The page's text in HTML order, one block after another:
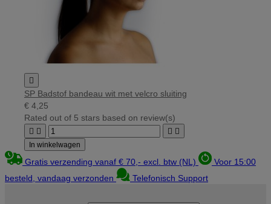

SP Badstof bandeau wit met velcro sluiting
€ 4,25
Rated out of 5 stars based on review(s)
   
In winkelwagen
Gratis verzending vanaf € 70,- excl. btw (NL)
Voor 15:00
besteld, vandaag verzonden
Telefonisch Support